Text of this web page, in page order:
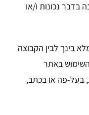
נכונות ו/או
בינך לבין הקבוצה
באתר
בעל-פה או בכתב,